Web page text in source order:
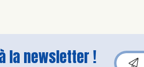
la newsletter !